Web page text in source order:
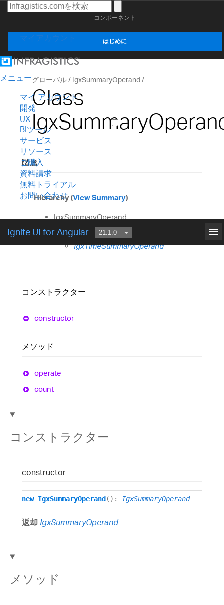
マイアカウント
メニュー
マイ アカウント
開発
UX
BIツール
サービス
リソース
ご購入
資料請求
無料トライアル
お問い合わせ
Ignite UI for Angular menu
コンポーネント
はじめに
グローバル IgxSummaryOperand
Class
階層
Hierarchy (View Summary)
IgxSummaryOperand
IgxNumberSummaryOperand
IgxDateSummaryOperand
IgxTimeSummaryOperand
コンストラクター
constructor
メソッド
operate
count
コンストラクター
constructor
new IgxSummaryOperand () : IgxSummaryOperand
返却 IgxSummaryOperand
メソッド